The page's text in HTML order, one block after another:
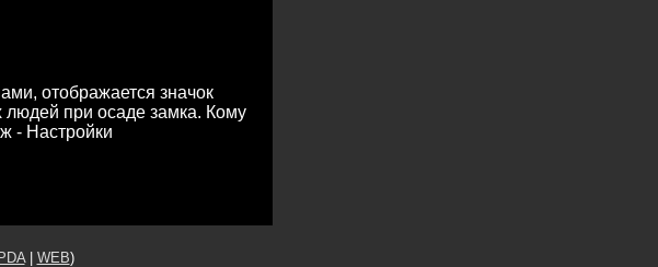
отображается значок
людей при осаде замка. Кому
- Настройки
PDA| WEB)